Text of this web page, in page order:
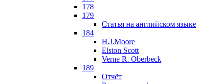
178
179
Статья на английском языке
184
H.J.Moore
Elston Scott
Verne R. Oberbeck
189
Отчёт